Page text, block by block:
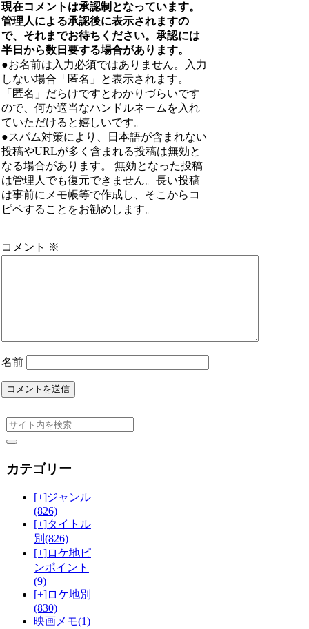
現在コメントは承認制となっています。
管理人による承認後に表示されますの
で、それまでお待ちください。承認には
半日から数日要する場合があります。
●お名前は入力必須ではありません。入力
しない場合「匿名」と表示されます。
「匿名」だらけですとわかりづらいです
ので、何か適当なハンドルネームを入れ
ていただけると嬉しいです。
●スパム対策により、日本語が含まれない
投稿やURLが多く含まれる投稿は無効と
なる場合があります。 無効となった投稿
は管理人でも復元できません。長い投稿
は事前にメモ帳等で作成し、そこからコ
ピペすることをお勧めします。
コメント ※
名前
カテゴリー
[+] ジャンル
(826)
[+] タイトル
別 (826)
[+] ロケ地ピ
ンポイント
(9)
[+] ロケ地別
(830)
映画メモ(1)